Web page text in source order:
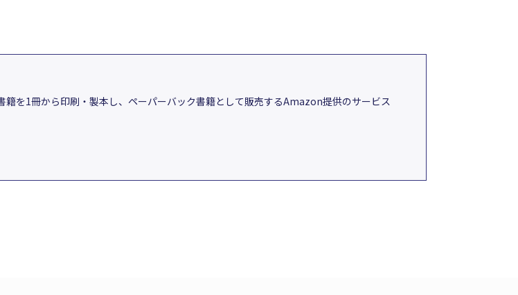
を1冊から印刷・製本し、ペーパーバック書籍として販売するAmazon提供のサービス